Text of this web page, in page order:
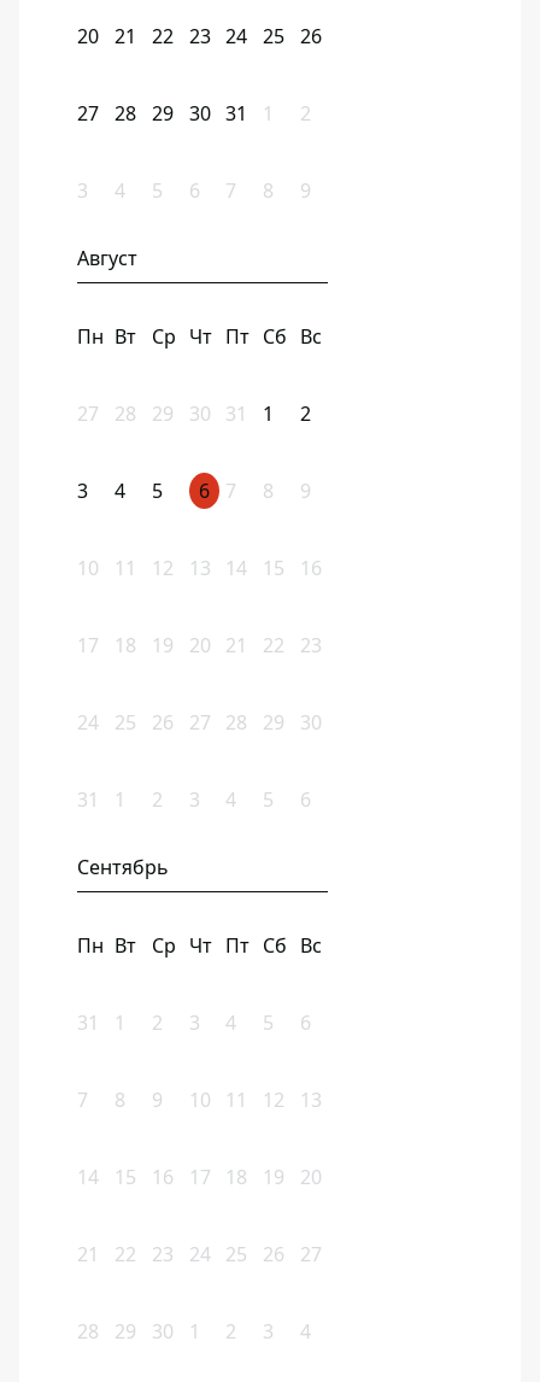
20 21 22 23 24 25 26
27 28 29 30 31 1 2
3 4 5 6 7 8 9
Август
Пн Вт Ср Чт Пт Сб Вс
27 28 29 30 31 1 2
3 4 5 6 7 8 9
10 11 12 13 14 15 16
17 18 19 20 21 22 23
24 25 26 27 28 29 30
31 1 2 3 4 5 6
Сентябрь
Пн Вт Ср Чт Пт Сб Вс
31 1 2 3 4 5 6
7 8 9 10 11 12 13
14 15 16 17 18 19 20
21 22 23 24 25 26 27
28 29 30 1 2 3 4